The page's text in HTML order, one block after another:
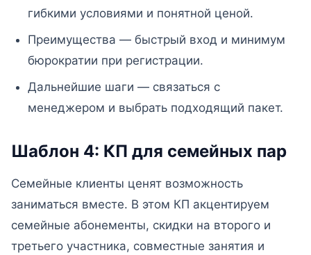
гибкими условиями и понятной ценой.
Преимущества — быстрый вход и минимум
бюрократии при регистрации.
Дальнейшие шаги — связаться с
менеджером и выбрать подходящий пакет.
Шаблон 4: КП для семейных пар
Семейные клиенты ценят возможность
заниматься вместе. В этом КП акцентируем
семейные абонементы, скидки на второго и
третьего участника, совместные занятия и